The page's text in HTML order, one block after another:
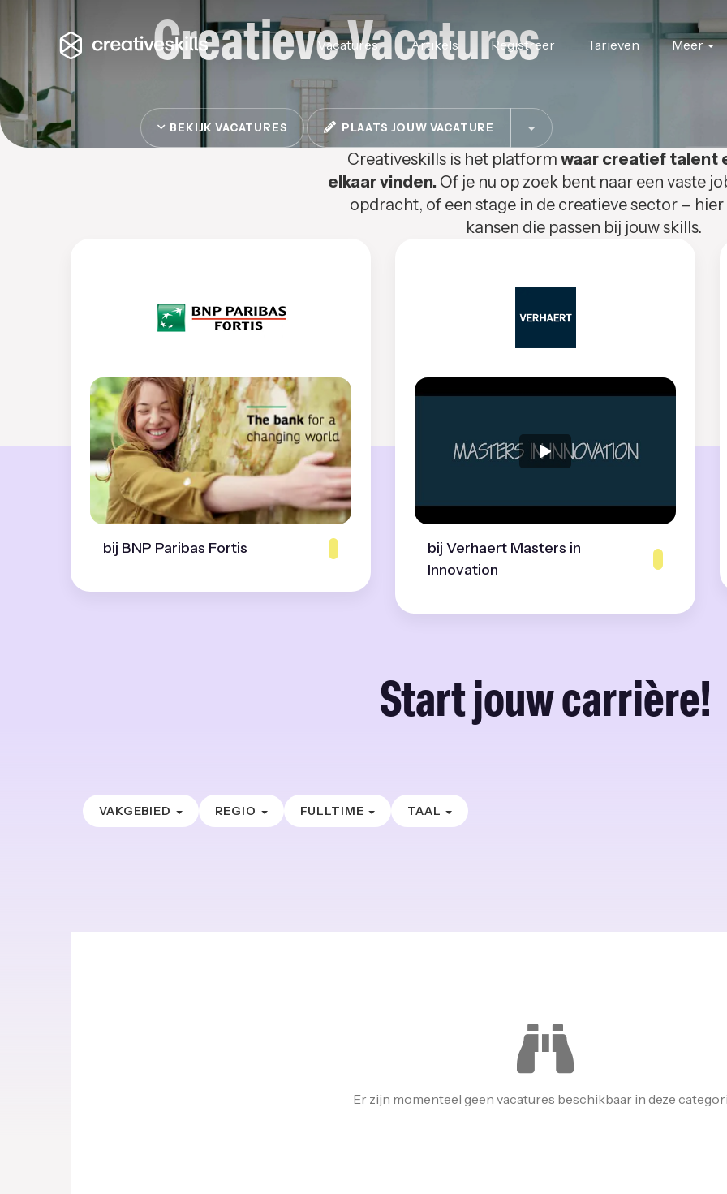
Vacatures Artikels Registreer Tarieven Meer
Creatieve Vacatures
BEKIJK VACATURES PLAATS JOUW VACATURE
Creativeskills is het platform waar creatief talent
elkaar vinden. Of je nu op zoek bent naar een vaste
opdracht, of een stage in de creatieve sector –
kansen die passen bij jouw skills.
bij BNP Paribas Fortis
bij Verhaert Masters in
Innovation
Start jouw carrière!
VAKGEBIED REGIO FULLTIME TAAL
Er zijn momenteel geen vacatures beschikbaar in deze